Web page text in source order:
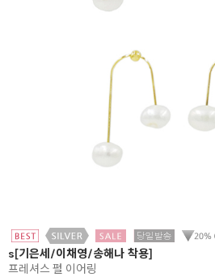
s[기은세/이채영/송해나 착용]
프레셔스 펄 이어링